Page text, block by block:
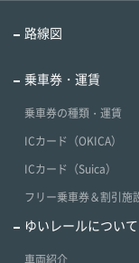
路線図
乗車券・運賃
乗車券の種類・運賃
ICカード（OKICA）
ICカード（Suica）
フリー乗車券＆割引施
ゆいレールについて
車両紹介